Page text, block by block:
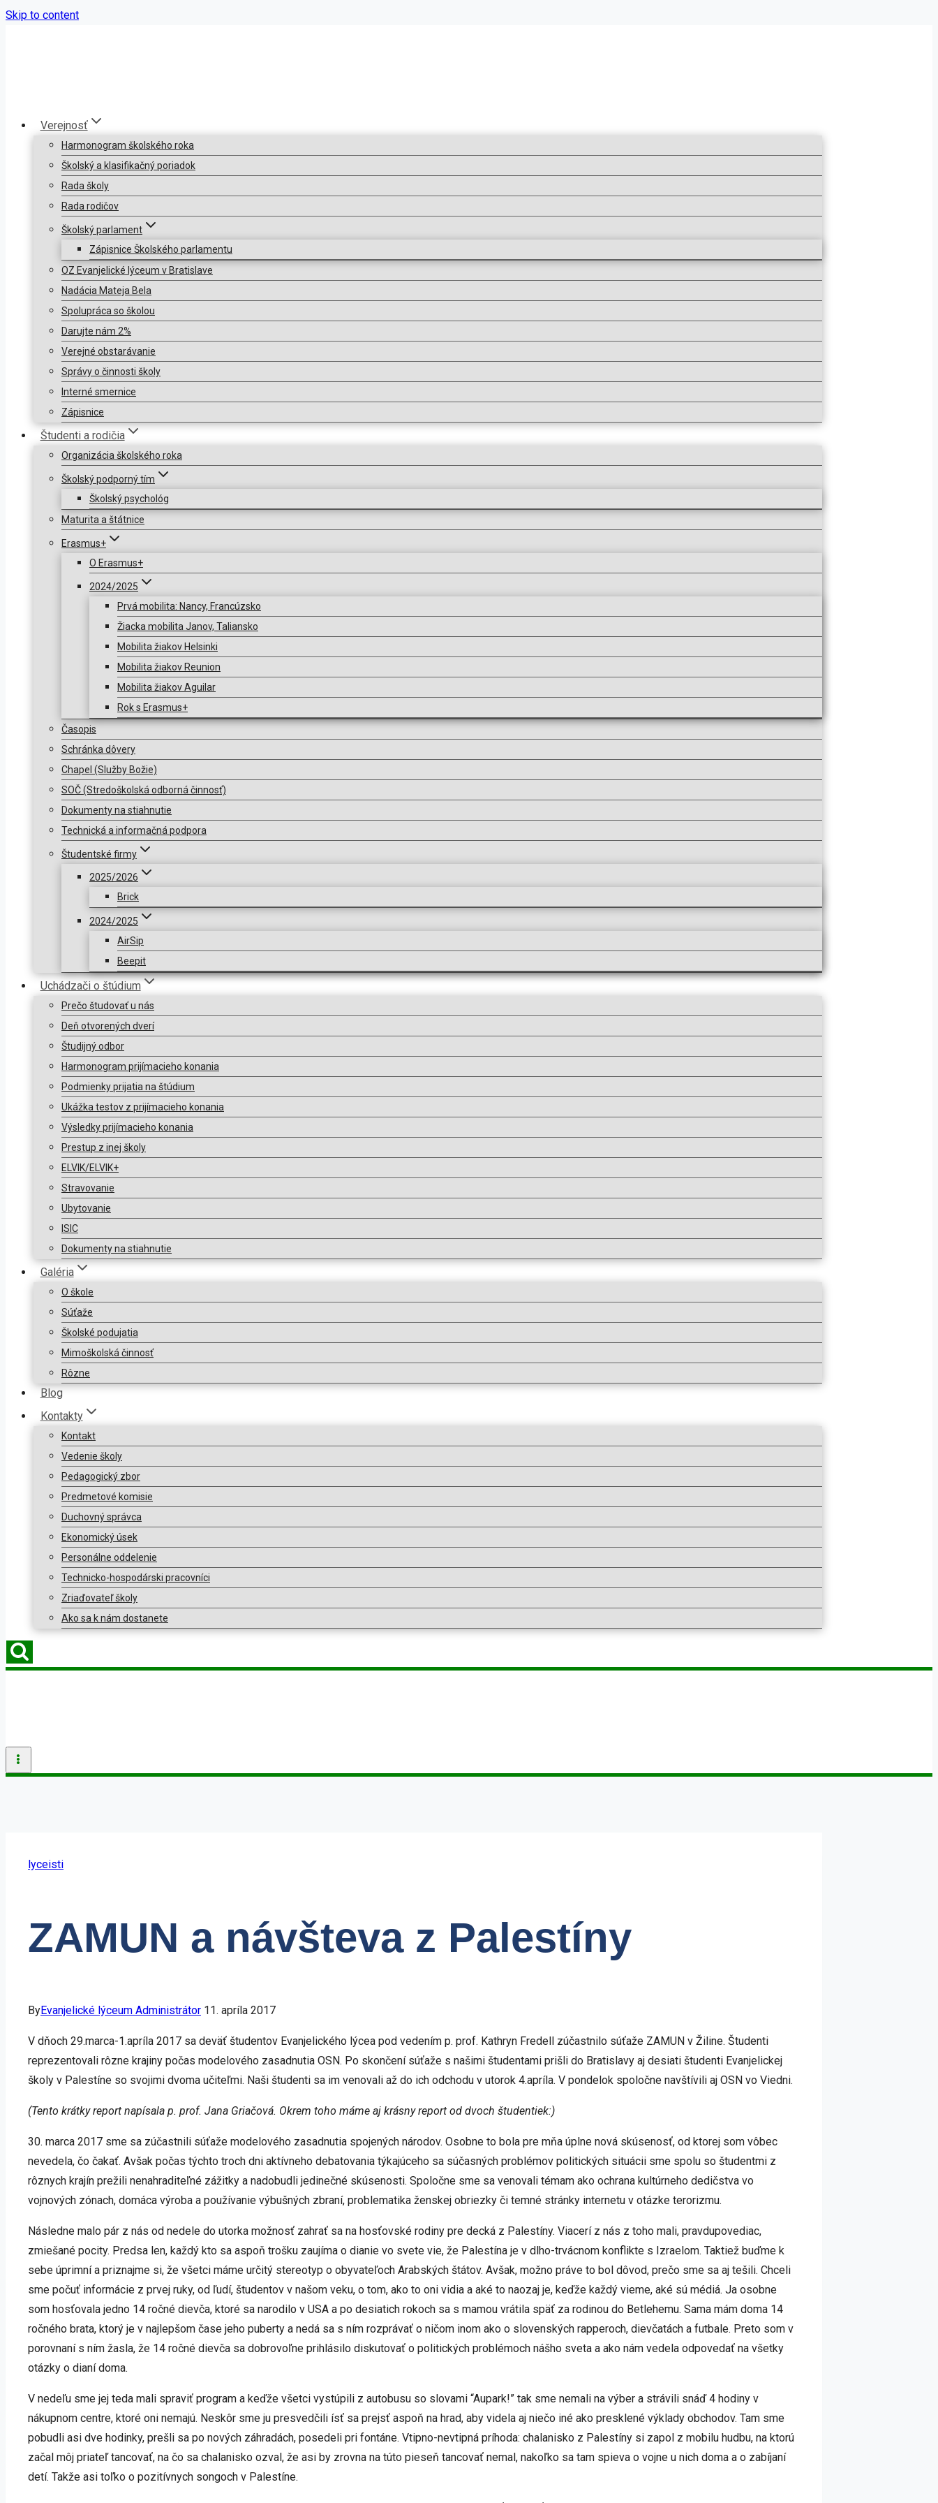
Skip to content
Verejnosť
Harmonogram školského roka
Školský a klasifikačný poriadok
Rada školy
Rada rodičov
Školský parlament
Zápisnice Školského parlamentu
OZ Evanjelické lýceum v Bratislave
Nadácia Mateja Bela
Spolupráca so školou
Darujte nám 2%
Verejné obstarávanie
Správy o činnosti školy
Interné smernice
Zápisnice
Študenti a rodičia
Organizácia školského roka
Školský podporný tím
Školský psychológ
Maturita a štátnice
Erasmus+
O Erasmus+
2024/2025
Prvá mobilita: Nancy, Francúzsko
Žiacka mobilita Janov, Taliansko
Mobilita žiakov Helsinki
Mobilita žiakov Reunion
Mobilita žiakov Aguilar
Rok s Erasmus+
Časopis
Schránka dôvery
Chapel (Služby Božie)
SOČ (Stredoškolská odborná činnosť)
Dokumenty na stiahnutie
Technická a informačná podpora
Študentské firmy
2025/2026
Brick
2024/2025
AirSip
Beepit
Uchádzači o štúdium
Prečo študovať u nás
Deň otvorených dverí
Študijný odbor
Harmonogram prijímacieho konania
Podmienky prijatia na štúdium
Ukážka testov z prijímacieho konania
Výsledky prijímacieho konania
Prestup z inej školy
ELVIK/ELVIK+
Stravovanie
Ubytovanie
ISIC
Dokumenty na stiahnutie
Galéria
O škole
Súťaže
Školské podujatia
Mimoškolská činnosť
Rôzne
Blog
Kontakty
Kontakt
Vedenie školy
Pedagogický zbor
Predmetové komisie
Duchovný správca
Ekonomický úsek
Personálne oddelenie
Technicko-hospodárski pracovníci
Zriaďovateľ školy
Ako sa k nám dostanete
lyceisti
ZAMUN a návšteva z Palestíny
ByEvanjelické lýceum Administrátor 11. apríla 2017
V dňoch 29.marca-1.apríla 2017 sa deväť študentov Evanjelického lýcea pod vedením p. prof. Kathryn Fredell zúčastnilo súťaže ZAMUN v Žiline. Študenti
reprezentovali rôzne krajiny počas modelového zasadnutia OSN. Po skončení súťaže s našimi študentami prišli do Bratislavy aj desiati študenti Evanjelickej
školy v Palestíne so svojimi dvoma učiteľmi. Naši študenti sa im venovali až do ich odchodu v utorok 4.apríla. V pondelok spoločne navštívili aj OSN vo Viedni.
(Tento krátky report napísala p. prof. Jana Griačová. Okrem toho máme aj krásny report od dvoch študentiek:)
30. marca 2017 sme sa zúčastnili súťaže modelového zasadnutia spojených národov. Osobne to bola pre mňa úplne nová skúsenosť, od ktorej som vôbec
nevedela, čo čakať. Avšak počas týchto troch dni aktívneho debatovania týkajúceho sa súčasných problémov politických situácii sme spolu so študentmi z
rôznych krajín prežili nenahraditeľné zážitky a nadobudli jedinečné skúsenosti. Spoločne sme sa venovali témam ako ochrana kultúrneho dedičstva vo
vojnových zónach, domáca výroba a používanie výbušných zbraní, problematika ženskej obriezky či temné stránky internetu v otázke terorizmu.
Následne malo pár z nás od nedele do utorka možnosť zahrať sa na hosťovské rodiny pre decká z Palestíny. Viacerí z nás z toho mali, pravdupovediac,
zmiešané pocity. Predsa len, každý kto sa aspoň trošku zaujíma o dianie vo svete vie, že Palestína je v dlho-trvácnom konflikte s Izraelom. Taktiež buďme k
sebe úprimní a priznajme si, že všetci máme určitý stereotyp o obyvateľoch Arabských štátov. Avšak, možno práve to bol dôvod, prečo sme sa aj tešili. Chceli
sme počuť informácie z prvej ruky, od ľudí, študentov v našom veku, o tom, ako to oni vidia a aké to naozaj je, keďže každý vieme, aké sú médiá. Ja osobne
som hosťovala jedno 14 ročné dievča, ktoré sa narodilo v USA a po desiatich rokoch sa s mamou vrátila späť za rodinou do Betlehemu. Sama mám doma 14
ročného brata, ktorý je v najlepšom čase jeho puberty a nedá sa s ním rozprávať o ničom inom ako o slovenských rapperoch, dievčatách a futbale. Preto som v
porovnaní s ním žasla, že 14 ročné dievča sa dobrovoľne prihlásilo diskutovať o politických problémoch nášho sveta a ako nám vedela odpovedať na všetky
otázky o dianí doma.
V nedeľu sme jej teda mali spraviť program a keďže všetci vystúpili z autobusu so slovami “Aupark!” tak sme nemali na výber a strávili snáď 4 hodiny v
nákupnom centre, ktoré oni nemajú. Neskôr sme ju presvedčili ísť sa prejsť aspoň na hrad, aby videla aj niečo iné ako presklené výklady obchodov. Tam sme
pobudli asi dve hodinky, prešli sa po nových záhradách, posedeli pri fontáne. Vtipno-nevtipná príhoda: chalanisko z Palestíny si zapol z mobilu hudbu, na ktorú
začal môj priateľ tancovať, na čo sa chalanisko ozval, že asi by zrovna na túto pieseň tancovať nemal, nakoľko sa tam spieva o vojne u nich doma a o zabíjaní
detí. Takže asi toľko o pozitívnych songoch v Palestíne.